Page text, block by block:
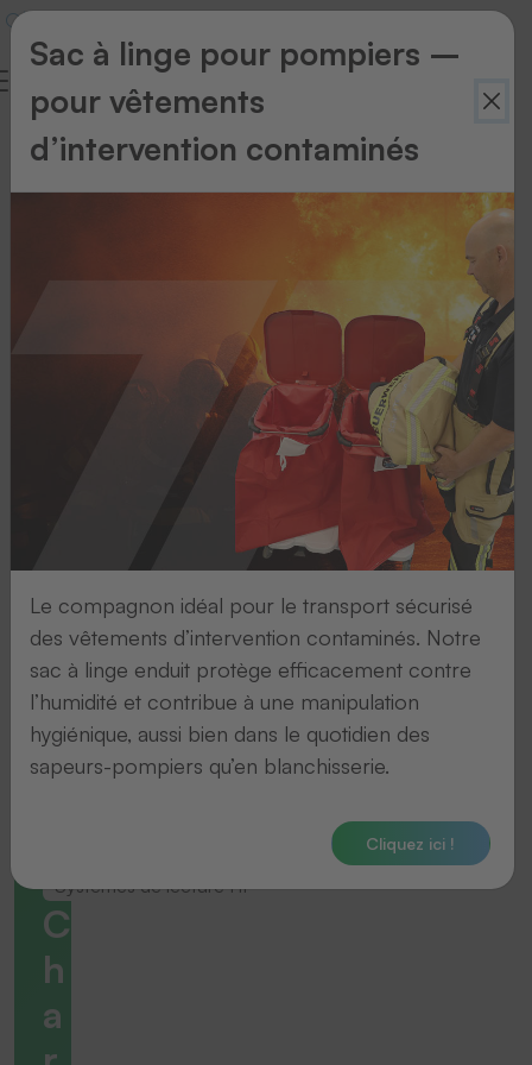
Retour
Systemes de lecture HF
C
h
a
Sac à linge pour pompiers –
pour vêtements
d’intervention contaminés
Le compagnon idéal pour le transport sécurisé
des vêtements d’intervention contaminés. Notre
sac à linge enduit protège efficacement contre
l’humidité et contribue à une manipulation
hygiénique, aussi bien dans le quotidien des
sapeurs-pompiers qu’en blanchisserie.
Cliquez ici !